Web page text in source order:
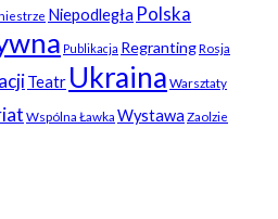
Niepodległa Polska
Publikacja RegrantingRosja
Teatr Ukraina Warsztaty
Wspólna Ławka Wystawa Zaolzie